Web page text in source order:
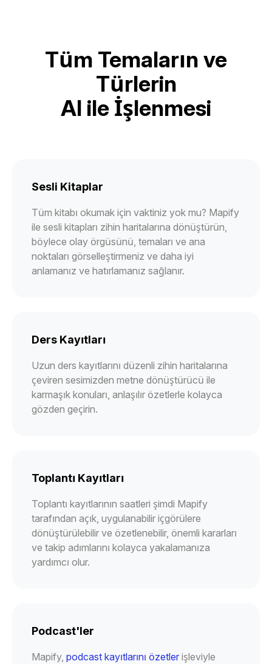
Tüm Temaların ve
Türlerin
AI ile İşlenmesi
Sesli Kitaplar
Tüm kitabı okumak için vaktiniz yok mu? Mapify
ile sesli kitapları zihin haritalarına dönüştürün,
böylece olay örgüsünü, temaları ve ana
noktaları görselleştirmeniz ve daha iyi
anlamanız ve hatırlamanız sağlanır.
Ders Kayıtları
Uzun ders kayıtlarını düzenli zihin haritalarına
çeviren sesimizden metne dönüştürücü ile
karmaşık konuları, anlaşılır özetlerle kolayca
gözden geçirin.
Toplantı Kayıtları
Toplantı kayıtlarının saatleri şimdi Mapify
tarafından açık, uygulanabilir içgörülere
dönüştürülebilir ve özetlenebilir, önemli kararları
ve takip adımlarını kolayca yakalamanıza
yardımcı olur.
Podcast'ler
Mapify, podcast kayıtlarını özetler işleviyle